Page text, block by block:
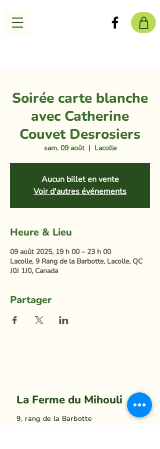
Soirée carte blanche
avec Catherine
Couvet Desrosiers
sam. 09 août
  |
Lacolle
Aucun billet en vente
Voir d'autres événements
Heure & Lieu
09 août 2025, 19 h 00 – 23 h 00
Lacolle, 9 Rang de la Barbotte, Lacolle, QC
J0J 1J0, Canada
Partager
La Ferme du Mihouli
9, rang de la Barbotte